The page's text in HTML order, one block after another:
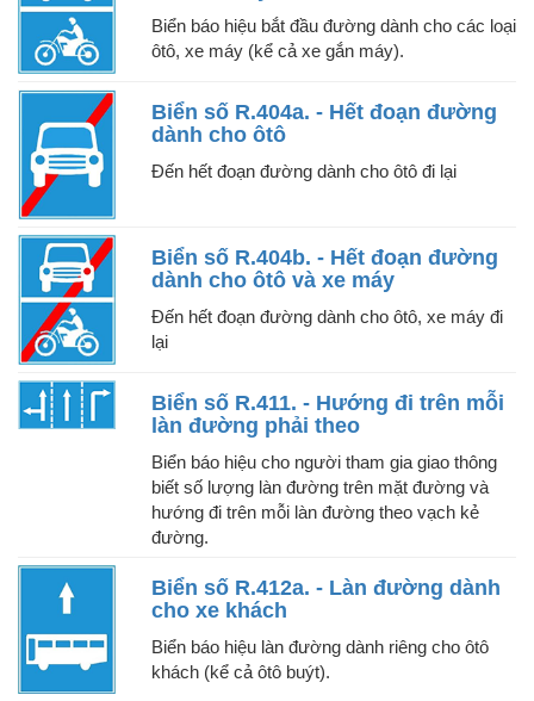
Biển báo hiệu bắt đầu đường dành cho các loại
ôtô, xe máy (kể cả xe gắn máy).
Biển số R.404a. - Hết đoạn đường
dành cho ôtô
Đến hết đoạn đường dành cho ôtô đi lại
Biển số R.404b. - Hết đoạn đường
dành cho ôtô và xe máy
Đến hết đoạn đường dành cho ôtô, xe máy đi
lại
Biển số R.411. - Hướng đi trên mỗi
làn đường phải theo
Biển báo hiệu cho người tham gia giao thông
biết số lượng làn đường trên mặt đường và
hướng đi trên mỗi làn đường theo vạch kẻ
đường.
Biển số R.412a. - Làn đường dành
cho xe khách
Biển báo hiệu làn đường dành riêng cho ôtô
khách (kể cả ôtô buýt).